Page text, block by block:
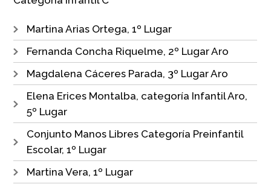
Martina Arias Ortega, 1º Lugar
Fernanda Concha Riquelme, 2º Lugar Aro
Magdalena Cáceres Parada, 3º Lugar Aro
Elena Erices Montalba, categoría Infantil Aro,
5º Lugar
Conjunto Manos Libres Categoría Preinfantil
Escolar, 1º Lugar
Martina Vera, 1º Lugar